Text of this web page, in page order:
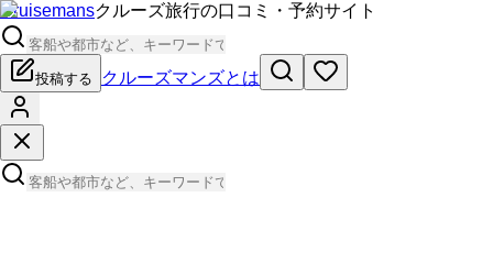
Cruisemansクルーズ旅行の口コミ・予約サイト
投稿する クルーズマンズとは